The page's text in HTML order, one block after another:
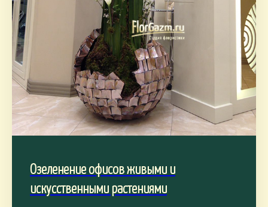
Озеленение офисов живыми и
искусственными растениями